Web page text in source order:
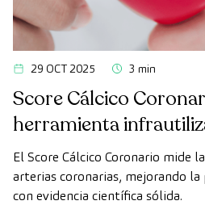
29 OCT 2025 3 min
Score Cálcico
herramienta
cambiar nuestra
infarto
El Score Cálcico Coronario mide
arterias coronarias, mejorando
con evidencia científica sólida.